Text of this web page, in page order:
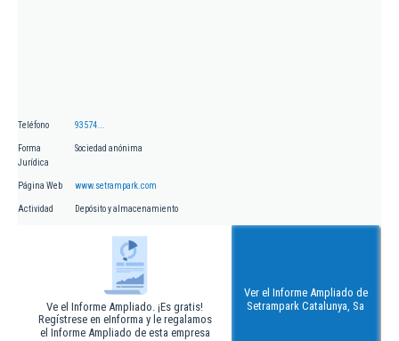
Teléfono 93574...
Forma
Jurídica
Sociedad anónima
Página Web www.setrampark.com
Actividad Depósito y almacenamiento
Ve el Informe Ampliado. ¡Es gratis!
Regístrese en eInforma y le regalamos
el Informe Ampliado de esta empresa
Ver el Informe Ampliado de
Setrampark Catalunya, Sa